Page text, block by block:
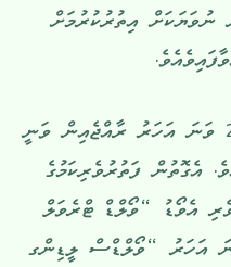
ނުވަޔަކަށް އިތުރުކުރުމަށް
ބައިނަލްއަގުވާމީ މައިދާނުގައި 2025 ވަނަ އަހަރު ރާއްޖެއިން ވަނީ
އެގޮތުން ފަތުރުވެރިކަމުގެ
އެވޯޑު “ވޯލްޑް ޓްރެވަލް
އަހަރު “ވޯލްޑްސް ލީޑިންގ